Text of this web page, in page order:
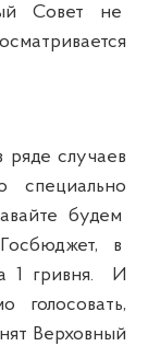
Совет не
случаев
специально
будем
в
1 гривня. И
Верховный